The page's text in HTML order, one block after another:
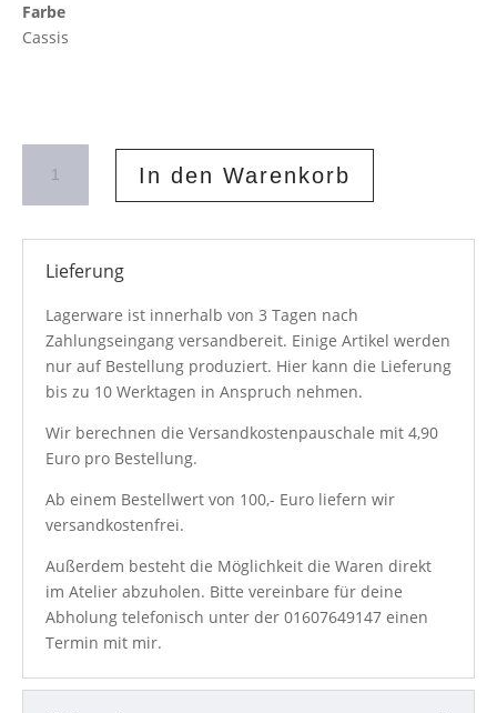
Farbe
Cassis
Seidenarmband
Cassis
Menge
In den Warenkorb
Lieferung
Lagerware ist innerhalb von 3 Tagen nach
Zahlungseingang versandbereit. Einige Artikel werden
nur auf Bestellung produziert. Hier kann die Lieferung
bis zu 10 Werktagen in Anspruch nehmen.
Wir berechnen die Versandkostenpauschale mit 4,90
Euro pro Bestellung.
Ab einem Bestellwert von 100,- Euro liefern wir
versandkostenfrei.
Außerdem besteht die Möglichkeit die Waren direkt
im Atelier abzuholen. Bitte vereinbare für deine
Abholung telefonisch unter der 01607649147 einen
Termin mit mir.